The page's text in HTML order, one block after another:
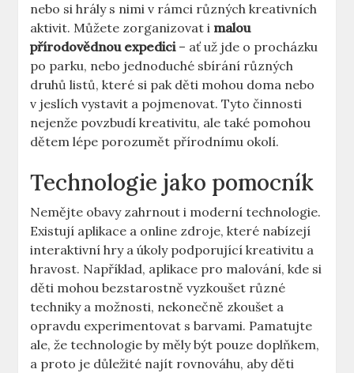
nebo si hrály s nimi v rámci různých kreativních
aktivit. Můžete zorganizovat i malou
přírodovědnou expedici– ať už jde o procházku
po parku, nebo jednoduché sbírání různých
druhů listů, které si pak děti mohou doma nebo
v jeslích vystavit a pojmenovat. Tyto činnosti
nejenže povzbudí kreativitu, ale také pomohou
dětem lépe porozumět přírodnímu okolí.
Technologie jako pomocník
Nemějte obavy zahrnout i moderní technologie.
Existují aplikace a online zdroje, které nabízejí
interaktivní hry a úkoly podporující kreativitu a
hravost. Například, aplikace pro malování, kde si
děti mohou bezstarostně vyzkoušet různé
techniky a možnosti, nekonečně zkoušet a
opravdu experimentovat s barvami. Pamatujte
ale, že technologie by měly být pouze doplňkem,
a proto je důležité najít rovnováhu, aby děti